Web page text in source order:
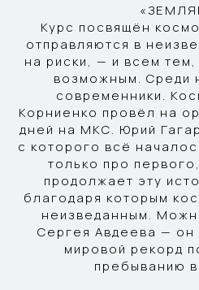
Курс посвящён
отправляются в
на риски, — и всем
возможным. Среди
современники.
Корниенко провёл на
дней на МКС. Юрий
с которого всё
только про
продолжает эту
благодаря которым
неизведанным.
Сергея Авдеева — он
мировой рекорд
пребыванию